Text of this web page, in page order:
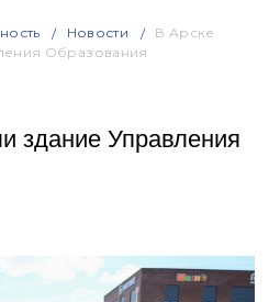
Новости
В Арске
Образования
здание Управления